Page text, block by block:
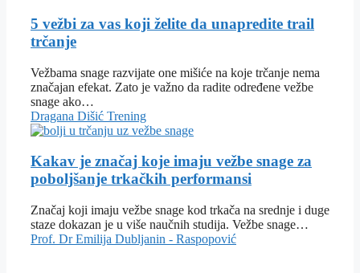
5 vežbi za vas koji želite da unapredite trail
trčanje
Vežbama snage razvijate one mišiće na koje trčanje nema
značajan efekat. Zato je važno da radite određene vežbe
snage ako…
Dragana Dišić Trening
Kakav je značaj koje imaju vežbe snage za
poboljšanje trkačkih performansi
Značaj koji imaju vežbe snage kod trkača na srednje i duge
staze dokazan je u više naučnih studija. Vežbe snage…
Prof. Dr Emilija Dubljanin - Raspopović